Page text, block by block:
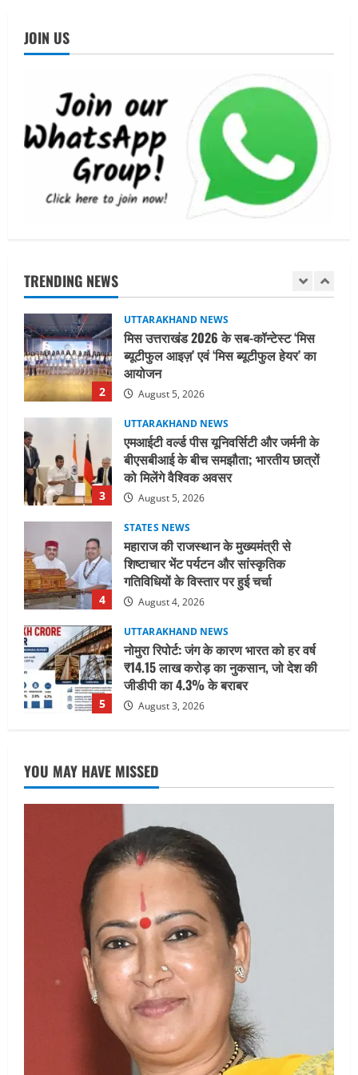
JOIN US
TRENDING NEWS
UTTARAKHAND NEWS
₹14.15 लाख करोड़ का नुकसान, जो देश की
जीडीपी का 4.3% के बराबर
August 3, 2026
UTTARAKHAND NEWS
तीलू रौतेली पुरस्कार के लिए 13 वीरांगनाओं का
चयन : रेखा आर्या
August 6, 2026
2
मिस उत्तराखंड 2026 के सब-कॉन्टेस्ट ‘मिस
ब्यूटीफुल आइज़’ एवं ‘मिस ब्यूटीफुल हेयर’ का
आयोजन
August 5, 2026
UTTARAKHAND NEWS
एमआईटी वर्ल्ड पीस यूनिवर्सिटी और जर्मनी के
बीएसबीआई के बीच समझौता; भारतीय छात्रों
को मिलेंगे वैश्विक अवसर
August 5, 2026
4
STATES NEWS
महाराज की राजस्थान के मुख्यमंत्री से
शिष्टाचार भेंट पर्यटन और सांस्कृतिक
गतिविधियों के विस्तार पर हुई चर्चा
August 4, 2026
5
UTTARAKHAND NEWS
नोमुरा रिपोर्ट: जंग के कारण भारत को हर वर्ष
₹14.15 लाख करोड़ का नुकसान, जो देश की
जीडीपी का 4.3% के बराबर
August 3, 2026
UTTARAKHAND NEWS
तीलू रौतेली पुरस्कार के लिए 13 वीरांगनाओं का
2
UTTARAKHAND NEWS
आयोजन
August 5, 2026
3
UTTARAKHAND NEWS
एमआईटी वर्ल्ड पीस यूनिवर्सिटी और जर्मनी के
बीएसबीआई के बीच समझौता; भारतीय छात्रों
को मिलेंगे वैश्विक अवसर
August 5, 2026
STATES NEWS
महाराज की राजस्थान के मुख्यमंत्री से
शिष्टाचार भेंट पर्यटन और सांस्कृतिक
गतिविधियों के विस्तार पर हुई चर्चा
August 4, 2026
YOU MAY HAVE MISSED